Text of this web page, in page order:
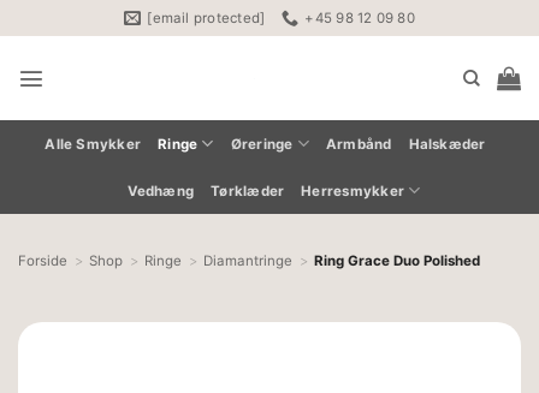
til
indhold
[email protected] +45 98 12 09 80
Alle Smykker Ringe Øreringe Armbånd Halskæder
Vedhæng Tørklæder Herresmykker
Forside Shop Ringe Diamantringe Ring Grace Duo Polished